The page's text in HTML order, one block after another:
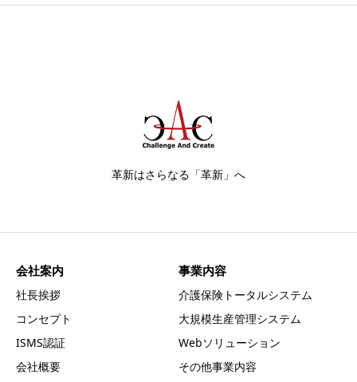
革新はさらなる「革新」へ
会社案内
社長挨拶
コンセプト
ISMS認証
会社概要
事業内容
介護保険トータルシステム
大規模生産管理システム
Webソリューション
その他事業内容